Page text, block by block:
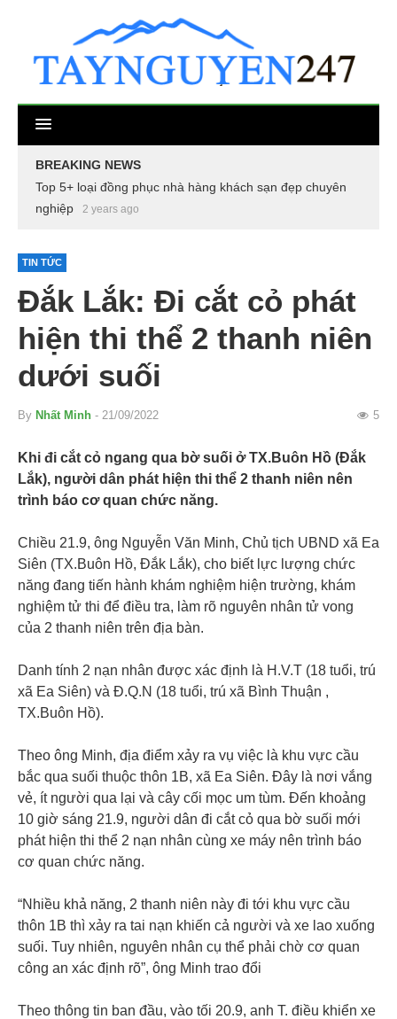
BREAKING NEWS
Top 5+ loại đồng phục nhà hàng khách sạn đẹp chuyên
nghiệp
2 years ago
TIN TỨC
Đắk Lắk: Đi cắt cỏ phát
hiện thi thể 2 thanh niên
dưới suối
By Nhất Minh - 21/09/2022 5
Khi đi cắt cỏ ngang qua bờ suối ở TX.Buôn Hồ (Đắk
Lắk), người dân phát hiện thi thể 2 thanh niên nên
trình báo cơ quan chức năng.
Chiều 21.9, ông Nguyễn Văn Minh, Chủ tịch UBND xã Ea
Siên (TX.Buôn Hồ, Đắk Lắk), cho biết lực lượng chức
năng đang tiến hành khám nghiệm hiện trường, khám
nghiệm tử thi để điều tra, làm rõ nguyên nhân tử vong
của 2 thanh niên trên địa bàn.
Danh tính 2 nạn nhân được xác định là H.V.T (18 tuổi, trú
xã Ea Siên) và Đ.Q.N (18 tuổi, trú xã Bình Thuận ,
TX.Buôn Hồ).
Theo ông Minh, địa điểm xảy ra vụ việc là khu vực cầu
bắc qua suối thuộc thôn 1B, xã Ea Siên. Đây là nơi vắng
vẻ, ít người qua lại và cây cối mọc um tùm. Đến khoảng
10 giờ sáng 21.9, người dân đi cắt cỏ qua bờ suối mới
phát hiện thi thể 2 nạn nhân cùng xe máy nên trình báo
cơ quan chức năng.
“Nhiều khả năng, 2 thanh niên này đi tới khu vực cầu
thôn 1B thì xảy ra tai nạn khiến cả người và xe lao xuống
suối. Tuy nhiên, nguyên nhân cụ thể phải chờ cơ quan
công an xác định rõ”, ông Minh trao đổi
Theo thông tin ban đầu, vào tối 20.9, anh T. điều khiển xe